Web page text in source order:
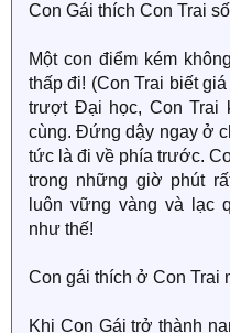
Con Gái thích Con Trai
Một con điểm kém
thấp đi! (Con Trai biết
trượt Đại học, Con Trai
cùng. Đứng dậy ngay ở
tức là đi về phía trước.
trong những giờ phút
luôn vững vàng và lạc
như thế!
Con gái thích ở Con Trai
Khi Con Gái trở thành